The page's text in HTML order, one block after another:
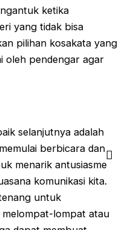
ketika
yang tidak bisa
pilihan kosakata yang
oleh pendengar agar
selanjutnya adalah
berbicara dan
menarik antusiasme
komunikasi kita.
untuk
lompat atau